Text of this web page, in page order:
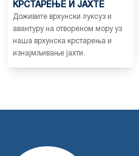
КРСТАРЕЊЕ И ЈАХТЕ
Доживите врхунски луксуз и
авантуру на отвореном мору уз
наша врхунска крстарења и
изнајмљивање јахти.